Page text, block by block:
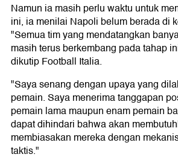
Namun ia masih perlu waktu untuk
ini, ia menilai Napoli belum berada di
"Semua tim yang mendatangkan
masih terus berkembang pada tahap
dikutip Football Italia.
"Saya senang dengan upaya yang
pemain. Saya menerima tanggapan
pemain lama maupun enam pemain
dapat dihindari bahwa akan
membiasakan mereka dengan
taktis."